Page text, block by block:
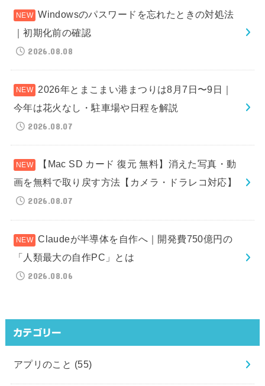
Windowsのパスワードを忘れたときの対処法
｜初期化前の確認
2026.08.08
2026年とまこまい港まつりは8月7日〜9日｜
今年は花火なし・駐車場や日程を解説
2026.08.07
【Mac SD カード 復元 無料】消えた写真・動
画を無料で取り戻す方法【カメラ・ドラレコ対応】
2026.08.07
Claudeが半導体を自作へ｜開発費750億円の
「人類最大の自作PC」とは
2026.08.06
カテゴリー
アプリのこと (55)